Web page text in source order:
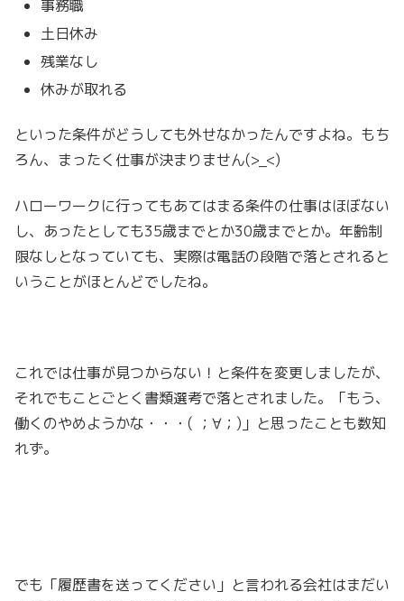
事務職
土日休み
残業なし
休みが取れる
といった条件がどうしても外せなかったんですよね。もち
ろん、まったく仕事が決まりません(>_<)
ハローワークに行ってもあてはまる条件の仕事はほぼない
し、あったとしても35歳までとか30歳までとか。年齢制
限なしとなっていても、実際は電話の段階で落とされると
いうことがほとんどでしたね。
これでは仕事が見つからない！と条件を変更しましたが、
それでもことごとく書類選考で落とされました。「もう、
働くのやめようかな・・・( ；∀；)」と思ったことも数知
れず。
でも「履歴書を送ってください」と言われる会社はまだい